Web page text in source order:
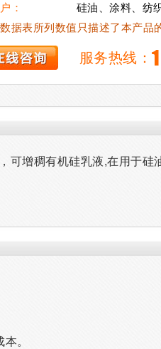
：
硅油、涂料、纺
据表所列数值只描述了本产品
服务热线：
可增稠有机硅乳液,在用于硅
。